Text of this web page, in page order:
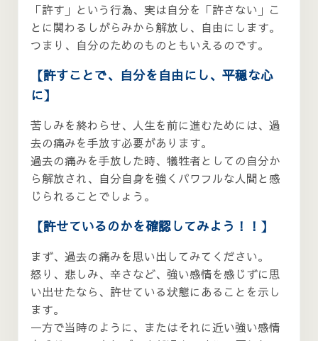
「許す」という行為、実は自分を「許さない」こ
とに関わるしがらみから解放し、自由にします。
つまり、自分のためのものともいえるのです。
【許すことで、自分を自由にし、平穏な心
に】
苦しみを終わらせ、人生を前に進むためには、過
去の痛みを手放す必要があります。
過去の痛みを手放した時、犠牲者としての自分か
ら解放され、自分自身を強くパワフルな人間と感
じられることでしょう。
【許せているのかを確認してみよう！！】
まず、過去の痛みを思い出してみてください。
怒り、悲しみ、辛さなど、強い感情を感じずに思
い出せたなら、許せている状態にあることを示し
ます。
一方で当時のように、またはそれに近い強い感情